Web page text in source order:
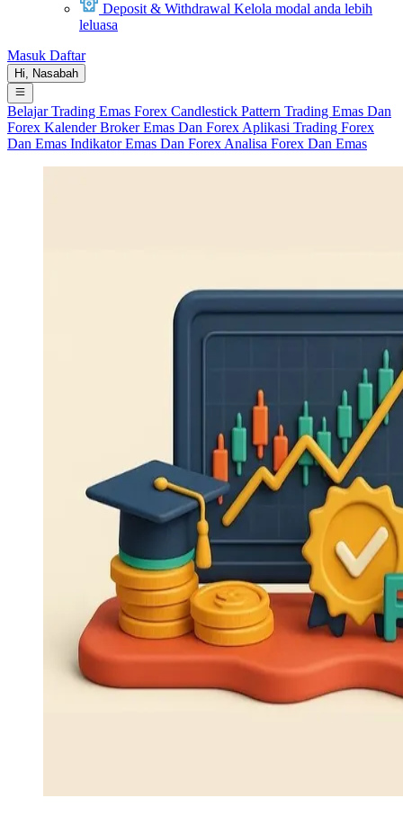
Deposit & Withdrawal Kelola modal anda lebih
leluasa
Masuk Daftar
Hi, Nasabah
Belajar Trading Emas Forex Candlestick Pattern Trading Emas Dan
Forex KalenderBroker Emas Dan Forex Aplikasi Trading Forex
Dan Emas Indikator Emas Dan Forex Analisa Forex Dan Emas